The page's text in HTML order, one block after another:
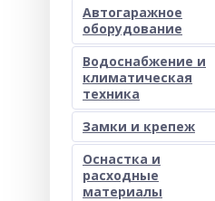
Автогаражное
оборудование
Водоснабжение и
климатическая
техника
Замки и крепеж
Оснастка и
расходные
материалы